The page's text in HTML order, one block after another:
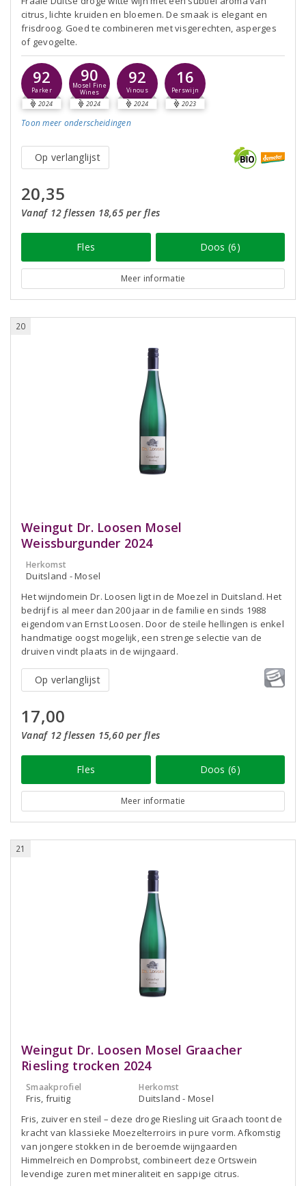
citrus, lichte kruiden en bloemen. De smaak is elegant en
frisdroog. Goed te combineren met visgerechten, asperges
of gevogelte.
92
Parker
2024
90
Mosel Fine
Wines
2024
92
Vinous
2024
16
Perswijn
2023
Toon meer onderscheidingen
Op verlanglijst
20,35
Vanaf 12 flessen 18,65 per fles
Fles Doos (6)
Meer informatie
20
Weingut Dr. Loosen Mosel
Weissburgunder 2024
Herkomst
Duitsland - Mosel
Het wijndomein Dr. Loosen ligt in de Moezel in Duitsland. Het
bedrijf is al meer dan 200 jaar in de familie en sinds 1988
eigendom van Ernst Loosen. Door de steile hellingen is enkel
handmatige oogst mogelijk, een strenge selectie van de
druiven vindt plaats in de wijngaard.
Op verlanglijst
17,00
Vanaf 12 flessen 15,60 per fles
Fles Doos (6)
Meer informatie
21
Weingut Dr. Loosen Mosel Graacher
Riesling trocken 2024
Smaakprofiel
Fris, fruitig
Herkomst
Duitsland - Mosel
Fris, zuiver en steil – deze droge Riesling uit Graach toont de
kracht van klassieke Moezelterroirs in pure vorm. Afkomstig
van jongere stokken in de beroemde wijngaarden
Himmelreich en Domprobst, combineert deze Ortswein
levendige zuren met mineraliteit en sappige citrus.